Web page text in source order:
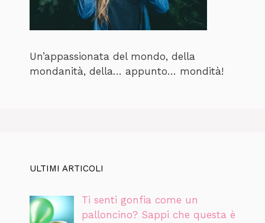
Un’appassionata del mondo, della
mondanità, della… appunto… mondità!
ULTIMI ARTICOLI
Ti senti gonfia come un
palloncino? Sappi che questa è